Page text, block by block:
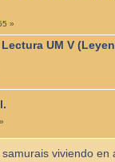
»
UM V
»
viviendo en